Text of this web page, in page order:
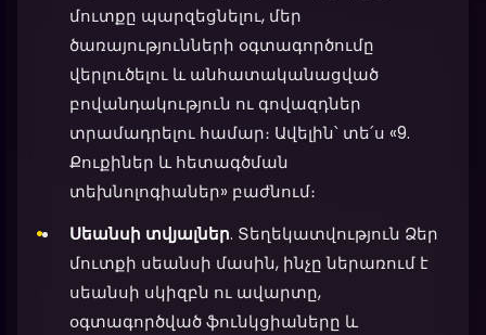
մուտքը պարզեցնելու, մեր
ծառայությունների օգտագործումը
վերլուծելու և անհատականացված
բովանդակություն ու գովազդներ
տրամադրելու համար։ Ավելին՝ տե՛ս «9.
Քուքիներ և հետագծման
տեխնոլոգիաներ» բաժնում։
Սեանսի տվյալներ. Տեղեկատվություն Ձեր
մուտքի սեանսի մասին, ինչը ներառում է
սեանսի սկիզբն ու ավարտը,
օգտագործված ֆունկցիաները և